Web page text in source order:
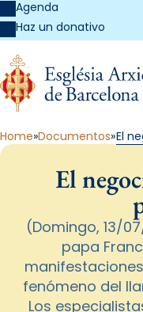
Agenda
Haz un donativo
Home Documentos El
El
(Domingo, 13/
papa
fenómeno del
Los